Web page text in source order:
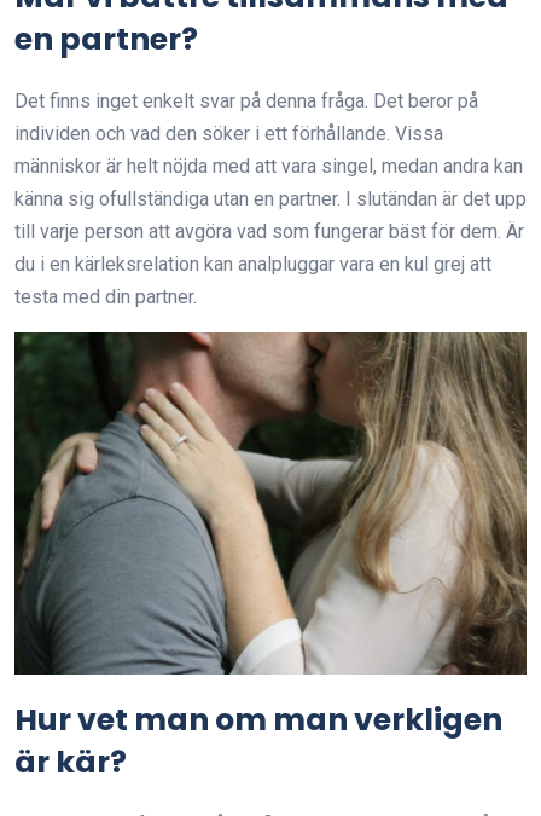
en partner?
Det finns inget enkelt svar på denna fråga. Det beror på
individen och vad den söker i ett förhållande. Vissa
människor är helt nöjda med att vara singel, medan andra kan
känna sig ofullständiga utan en partner. I slutändan är det upp
till varje person att avgöra vad som fungerar bäst för dem. Är
du i en kärleksrelation kan analpluggar vara en kul grej att
testa med din partner.
Hur vet man om man verkligen
är kär?